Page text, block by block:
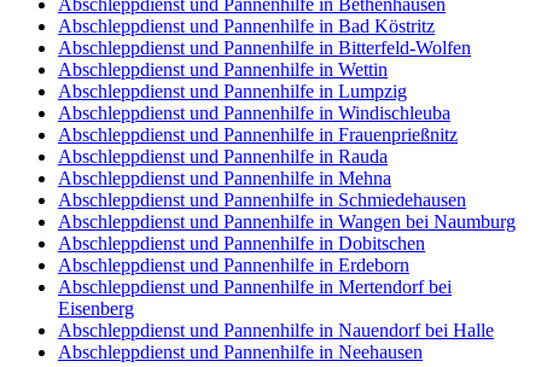
Abschleppdienst und Pannenhilfe in Bethenhausen
Abschleppdienst und Pannenhilfe in Bad Köstritz
Abschleppdienst und Pannenhilfe in Bitterfeld-Wolfen
Abschleppdienst und Pannenhilfe in Wettin
Abschleppdienst und Pannenhilfe in Lumpzig
Abschleppdienst und Pannenhilfe in Windischleuba
Abschleppdienst und Pannenhilfe in Frauenprießnitz
Abschleppdienst und Pannenhilfe in Rauda
Abschleppdienst und Pannenhilfe in Mehna
Abschleppdienst und Pannenhilfe in Schmiedehausen
Abschleppdienst und Pannenhilfe in Wangen bei Naumburg
Abschleppdienst und Pannenhilfe in Dobitschen
Abschleppdienst und Pannenhilfe in Erdeborn
Abschleppdienst und Pannenhilfe in Mertendorf bei
Eisenberg
Abschleppdienst und Pannenhilfe in Nauendorf bei Halle
Abschleppdienst und Pannenhilfe in Neehausen